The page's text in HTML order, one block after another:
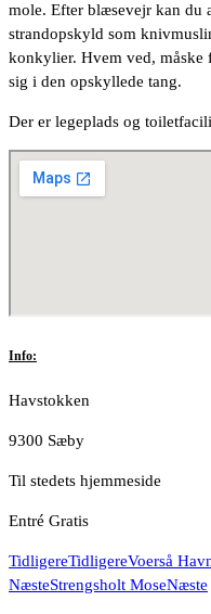
mole. Efter blæsevejr kan du
strandopskyld som
konkylier. Hvem ved, måske
sig i den opskyllede tang.
Der er legeplads og
Info:
Havstokken
9300 Sæby
Til stedets hjemmeside
Entré Gratis
TidligereTidligereVoerså
NæsteStrengsholt MoseNæste